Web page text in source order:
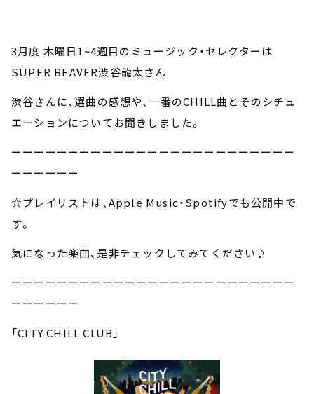
3月度 木曜日1~4週目のミュージック・セレクターは
SUPER BEAVER渋谷龍太さん
渋谷さんに、選曲の感想や、一番のCHILL曲とそのシチュ
エーションについてお聞きしました。
ーーーーーーーーーーーーーーーーーーーーーーーーー
ーーーーーー
☆プレイリストは、Apple Music・Spotifyでも公開中で
す。
気になった楽曲、是非チェックしてみてください♪
ーーーーーーーーーーーーーーーーーーーーーーーーー
ーーーーーー
「CITY CHILL CLUB」